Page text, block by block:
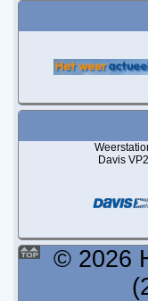
Davis VP2
© 2026